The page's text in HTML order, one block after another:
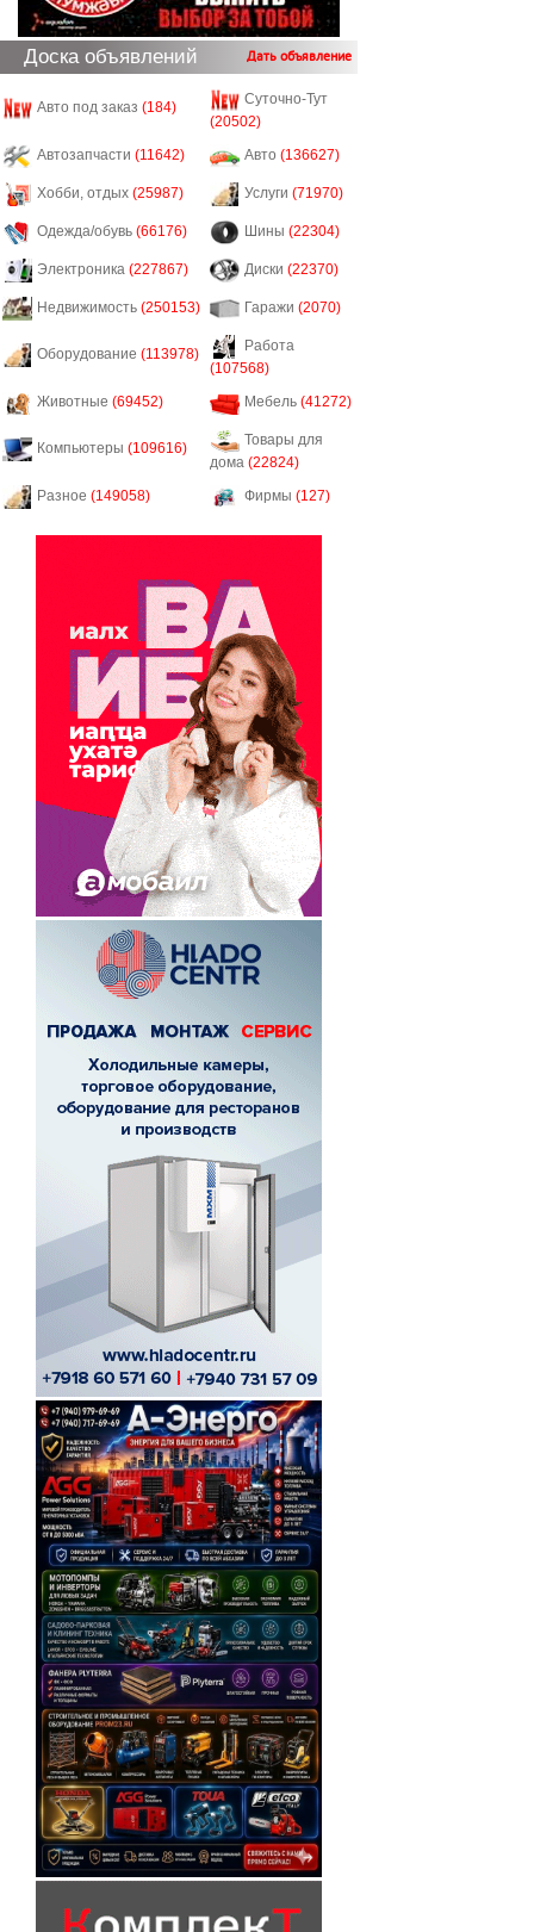
Доска объявлений Дать объявление
Авто под заказ (184)
Суточно-Тут
(20502)
Автозапчасти (11642) Авто (136627)
Хобби, отдых (25987) Услуги (71970)
Одежда/обувь (66176) Шины (22304)
Электроника (227867) Диски (22370)
Недвижимость (250153) Гаражи (2070)
Оборудование (113978)
Работа
(107568)
Животные (69452) Мебель (41272)
Компьютеры (109616)
Товары для
дома (22824)
Разное (149058) Фирмы (127)